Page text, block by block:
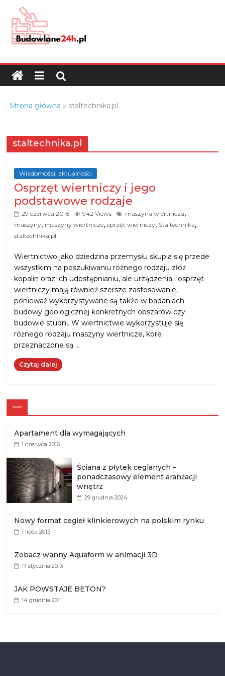
content
Budowlane24h.pl
portal
budowlany
z
Strona główna » staltechnika.pl
staltechnika.pl
Wiadomości, aktualności
Osprzęt wiertniczy i jego
podstawowe rodzaje
29 czerwca 2016 942 Views maszyna wiertnicza,
maszyny, maszyny wiertnicze,sprzęt wierniczy, Staltechnika,
staltechnika.pl
Wiertnictwo jako dziedzina przemysłu skupia się przede
wszystkim na poszukiwaniu różnego rodzaju złóż
kopalin oraz ich udostępnianiu, ale urządzenia i osprzęt
wiertniczy mają również szersze zastosowanie,
ponieważ wykorzystywane są także w badaniach
budowy geologicznej konkretnych obszarów czy
budowie studni. W wiertnictwie wykorzystuje się
różnego rodzaju maszyny wiertnicze, kore
przeznaczone są …
Czytaj dalej
—
Apartament dla wymagających
1 czerwca 2016
Ściana z płytek ceglanych –
ponadczasowy element aranżacji
wnętrz
29 grudnia 2024
Nowy format cegieł klinkierowych na polskim rynku
1 lipca 2013
Zobacz wanny Aquaform w animacji 3D
17 stycznia 2013
JAK POWSTAJE BETON?
14 grudnia 2011